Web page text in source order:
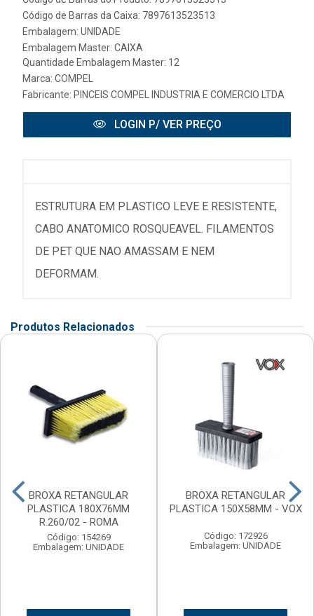
Código de Barras da Caixa: 7897613523513
Embalagem: UNIDADE
Embalagem Master: CAIXA
Quantidade Embalagem Master: 12
Marca: COMPEL
Fabricante: PINCEIS COMPEL INDUSTRIA E COMERCIO LTDA
LOGIN P/ VER PREÇO
ESTRUTURA EM PLASTICO LEVE E RESISTENTE,
CABO ANATOMICO ROSQUEAVEL. FILAMENTOS
DE PET QUE NAO AMASSAM E NEM
DEFORMAM.
Produtos Relacionados
BROXA RETANGULAR
PLASTICA 180X76MM
R.260/02 - ROMA
Código: 154269
Embalagem: UNIDADE
BROXA RETANGULAR
PLASTICA 150X58MM - VOX
Código: 172926
Embalagem: UNIDADE